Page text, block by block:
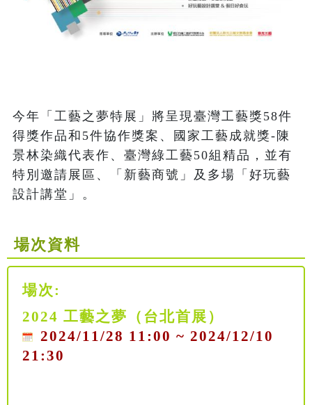
今年「工藝之夢特展」將呈現臺灣工藝獎58件
得獎作品和5件協作獎案、國家工藝成就獎-陳
景林染織代表作、臺灣綠工藝50組精品，並有
特別邀請展區、「新藝商號」及多場「好玩藝
設計講堂」。
場次資料
場次:
2024 工藝之夢（台北首展）
2024/11/28 11:00 ~ 2024/12/10
21:30